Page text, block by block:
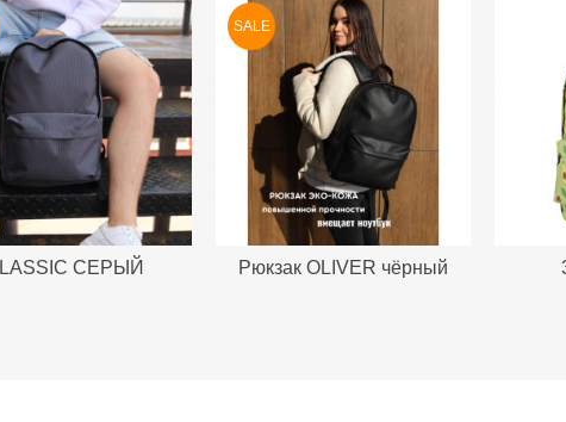
СЕРЫЙ
SALE
Рюкзак OLIVER чёрный